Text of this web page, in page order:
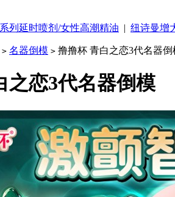
列延时喷剂/女性高潮精油 | 纽诗曼增
> 名器倒模 > 撸撸杯 青白之恋3代名器倒
之恋3代名器倒模